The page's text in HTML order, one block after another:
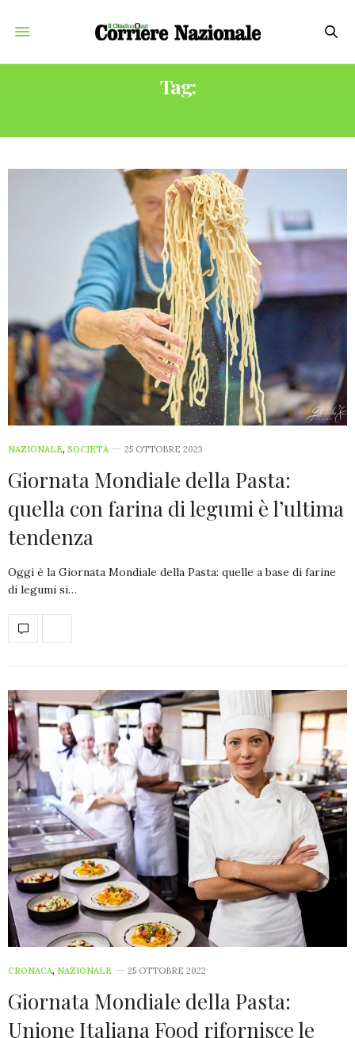
Tag:
NAZIONALE, SOCIETÀ 25 OTTOBRE 2023
Giornata Mondiale della Pasta:
quella con farina di legumi è l’ultima
tendenza
Oggi è la Giornata Mondiale della Pasta: quelle a base di farine
di legumi si…
CRONACA, NAZIONALE 25 OTTOBRE 2022
Giornata Mondiale della Pasta:
Unione Italiana Food rifornisce le